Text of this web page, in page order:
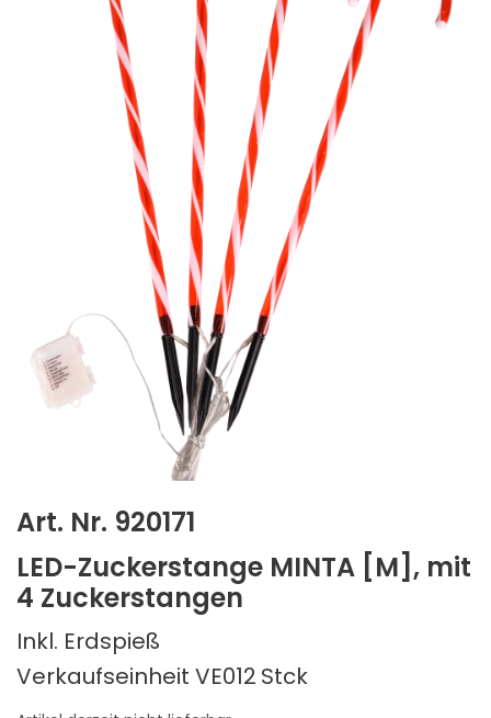
Art. Nr. 920171
LED-Zuckerstange MINTA [M], mit
4 Zuckerstangen
Inkl. Erdspieß
Verkaufseinheit VE012 Stck